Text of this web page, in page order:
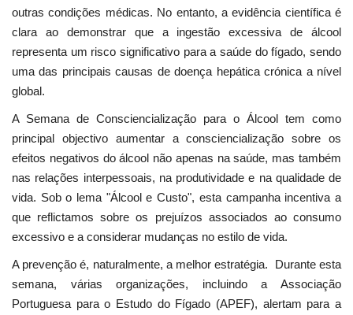
outras condições médicas. No entanto, a evidência científica é
clara ao demonstrar que a ingestão excessiva de álcool
representa um risco significativo para a saúde do fígado, sendo
uma das principais causas de doença hepática crónica a nível
global.
A Semana de Consciencialização para o Álcool tem como
principal objectivo aumentar a consciencialização sobre os
efeitos negativos do álcool não apenas na saúde, mas também
nas relações interpessoais, na produtividade e na qualidade de
vida. Sob o lema "Álcool e Custo", esta campanha incentiva a
que reflictamos sobre os prejuízos associados ao consumo
excessivo e a considerar mudanças no estilo de vida.
A prevenção é, naturalmente, a melhor estratégia. Durante esta
semana, várias organizações, incluindo a Associação
Portuguesa para o Estudo do Fígado (APEF), alertam para a